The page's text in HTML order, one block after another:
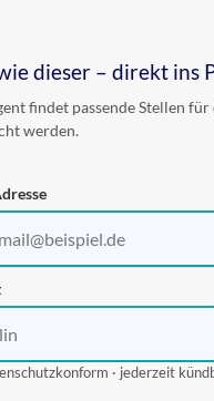
dieser – direkt ins
findet passende Stellen
werden.
· jederzeit